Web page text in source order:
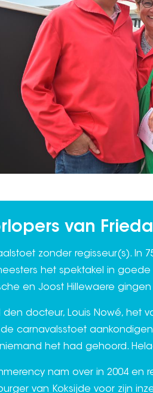
van
zonder regisseur(s). In
het spektakel in goede
en Joost Hillewaere gingen
den docteur, Louis Nowé, het
de carnavalsstoet
het had gehoord.
nam over in 2004 en
van Koksijde voor zijn